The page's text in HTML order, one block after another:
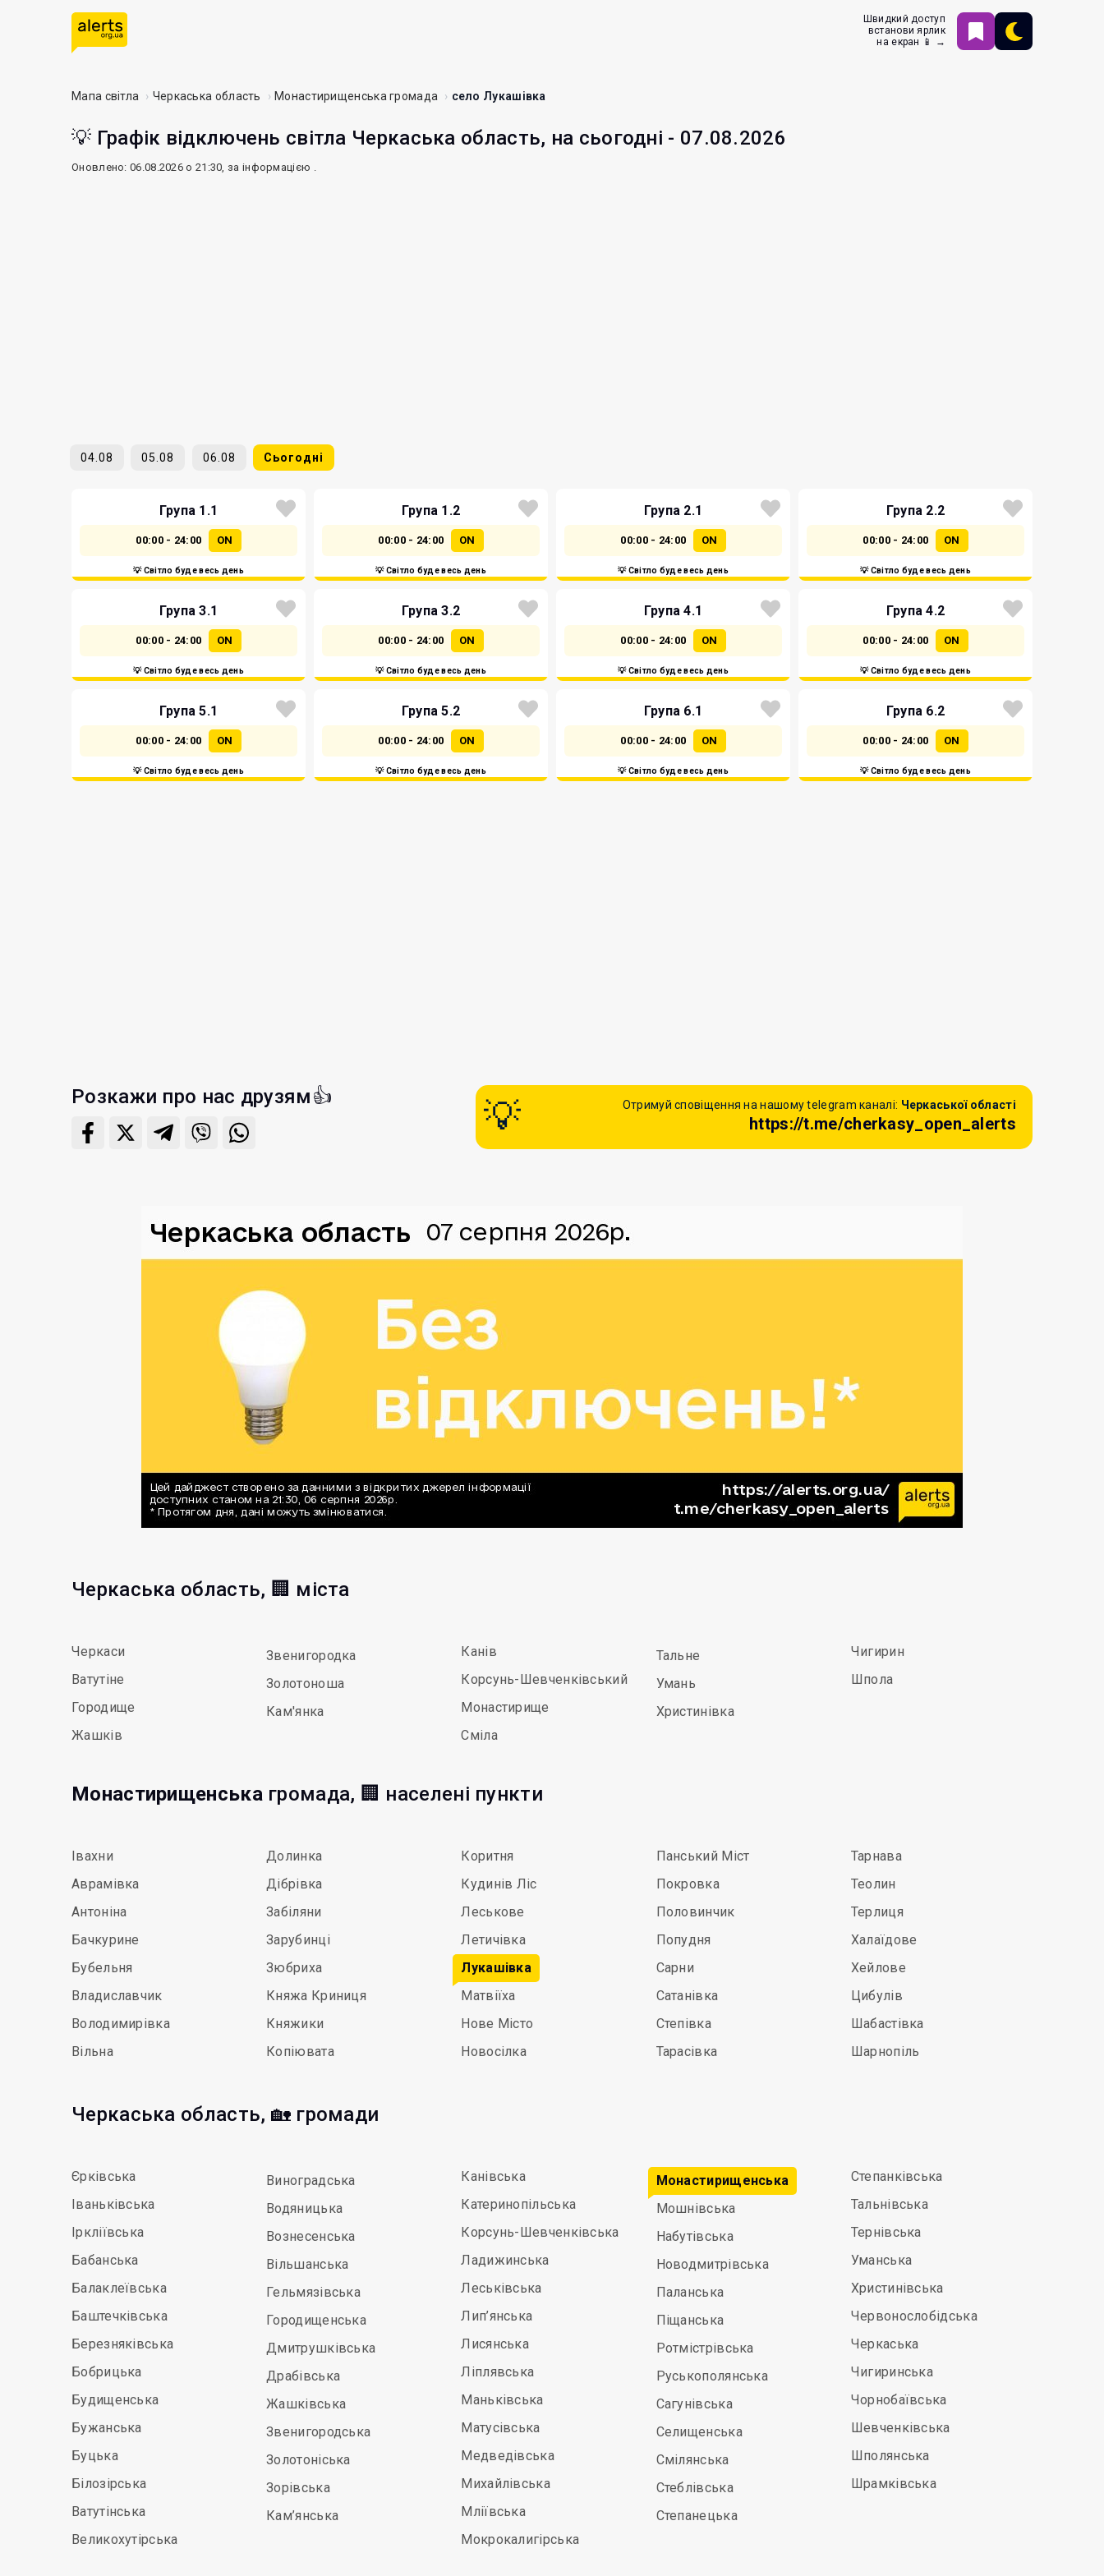
Швидкий доступ
встанови ярлик
на екран 📱 →
Мапа світла Черкаська область Монастирищенська громада село Лукашівка
💡 Графік відключень світла Черкаська область, на сьогодні - 07.08.2026
Оновлено: 06.08.2026 о 21:30, за інформацією .
04.08 05.08 06.08 Сьогодні
Група 1.1
00:00 - 24:00 ON
💡 Світло буде весь день
Група 1.2
00:00 - 24:00 ON
💡 Світло буде весь день
Група 2.1
00:00 - 24:00 ON
💡 Світло буде весь день
Група 2.2
00:00 - 24:00 ON
💡 Світло буде весь день
Група 3.1
00:00 - 24:00 ON
💡 Світло буде весь день
Група 3.2
00:00 - 24:00 ON
💡 Світло буде весь день
Група 4.1
00:00 - 24:00 ON
💡 Світло буде весь день
Група 4.2
00:00 - 24:00 ON
💡 Світло буде весь день
Група 5.1
00:00 - 24:00 ON
💡 Світло буде весь день
Група 5.2
00:00 - 24:00 ON
💡 Світло буде весь день
Група 6.1
00:00 - 24:00 ON
💡 Світло буде весь день
Група 6.2
00:00 - 24:00 ON
💡 Світло буде весь день
Розкажи про нас друзям👍 Отримуй сповіщення на нашому telegram каналі: Черкаської області
https://t.me/cherkasy_open_alerts
Черкаська область, 🏢 міста
Черкаси
Ватутіне
Городище
Жашків
Звенигородка
Золотоноша
Кам'янка
Канів
Корсунь-Шевченківський
Монастирище
Сміла
Тальне
Умань
Христинівка
Чигирин
Шпола
Монастирищенськагромада, 🏢 населені пункти
Івахни
Аврамівка
Антоніна
Бачкурине
Бубельня
Владиславчик
Володимирівка
Вільна
Долинка
Дібрівка
Забіляни
Зарубинці
Зюбриха
Княжа Криниця
Княжики
Копіювата
Коритня
Кудинів Ліс
Леськове
Летичівка
Лукашівка
Матвіїха
Нове Місто
Новосілка
Панський Міст
Покровка
Половинчик
Попудня
Сарни
Сатанівка
Степівка
Тарасівка
Тарнава
Теолин
Терлиця
Халаїдове
Хейлове
Цибулів
Шабастівка
Шарнопіль
Черкаська область, 🏡 громади
Єрківська
Іваньківська
Іркліївська
Бабанська
Балаклеївська
Баштечківська
Березняківська
Бобрицька
Будищенська
Бужанська
Буцька
Білозірська
Ватутінська
Великохутірська
Виноградська
Водяницька
Вознесенська
Вільшанська
Гельмязівська
Городищенська
Дмитрушківська
Драбівська
Жашківська
Звенигородська
Золотоніська
Зорівська
Кам’янська
Канівська
Катеринопільська
Корсунь-Шевченківська
Ладижинська
Леськівська
Лип’янська
Лисянська
Ліплявська
Маньківська
Матусівська
Медведівська
Михайлівська
Мліївська
Мокрокалигірська
Монастирищенська
Мошнівська
Набутівська
Новодмитрівська
Паланська
Піщанська
Ротмістрівська
Руськополянська
Сагунівська
Селищенська
Смілянська
Стеблівська
Степанецька
Степанківська
Тальнівська
Тернівська
Уманська
Христинівська
Червонослобідська
Черкаська
Чигиринська
Чорнобаївська
Шевченківська
Шполянська
Шрамківська